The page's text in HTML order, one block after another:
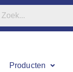
Producten